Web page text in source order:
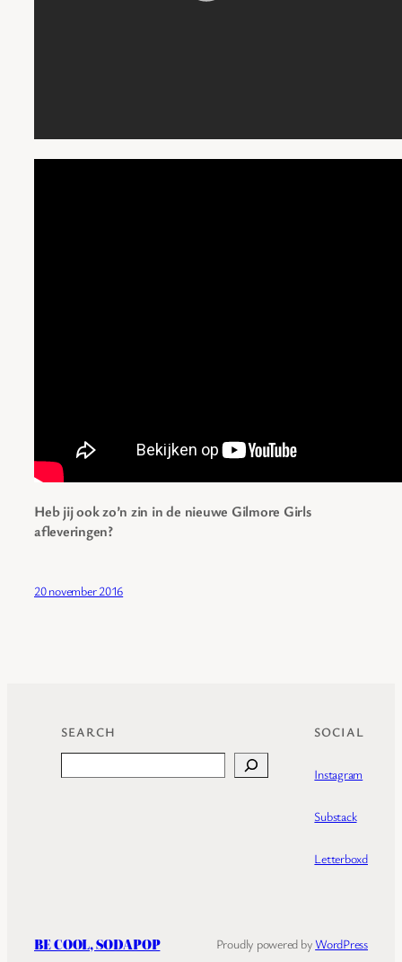
Heb jij ook zo’n zin in de nieuwe Gilmore Girls
afleveringen?
20 november 2016
SEARCH SOCIAL
Instagram
Substack
Letterboxd
BE COOL, SODAPOP Proudly powered byWordPress